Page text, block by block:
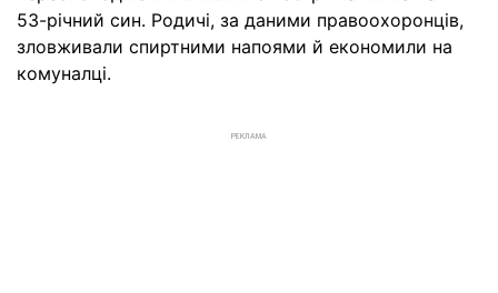
53-річний син. Родичі, за даними правоохоронців,
зловживали спиртними напоями й економили на
комуналці.
РЕКЛАМА